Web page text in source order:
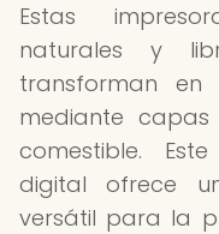
Estas
naturales y
transforman en
mediante
comestible.
digital ofrece
versátil para la